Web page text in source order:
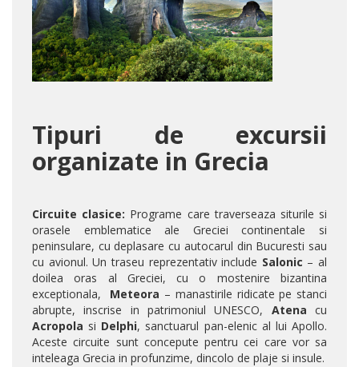
Tipuri de excursii
organizate in Grecia
Circuite clasice: Programe care traverseaza siturile si
orasele emblematice ale Greciei continentale si
peninsulare, cu deplasare cu autocarul din Bucuresti sau
cu avionul. Un traseu reprezentativ include Salonic – al
doilea oras al Greciei, cu o mostenire bizantina
exceptionala, Meteora – manastirile ridicate pe stanci
abrupte, inscrise in patrimoniul UNESCO, Atena cu
Acropola si Delphi, sanctuarul pan-elenic al lui Apollo.
Aceste circuite sunt concepute pentru cei care vor sa
inteleaga Grecia in profunzime, dincolo de plaje si insule.